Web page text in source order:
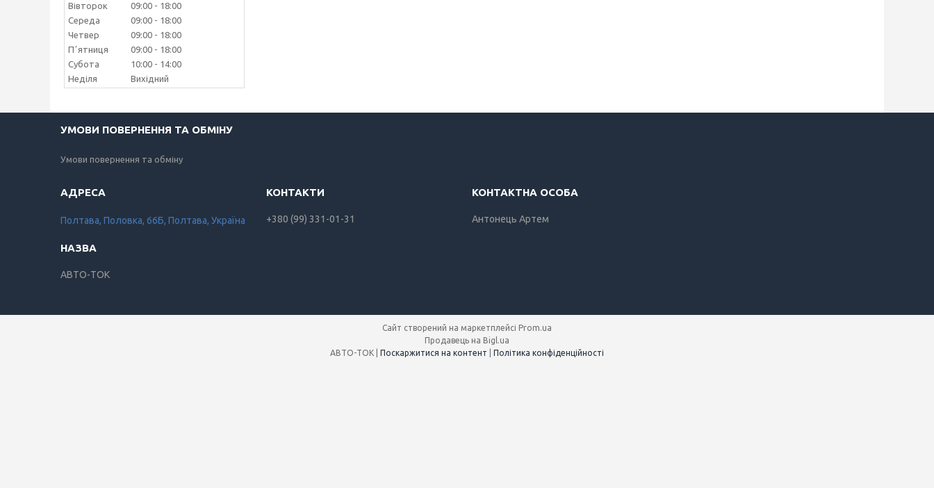
Вівторок
09:00
18:00
Середа
09:00
18:00
Четвер
09:00
18:00
Пʼятниця
09:00
18:00
Субота
10:00
14:00
Неділя
Вихідний
УМОВИ ПОВЕРНЕННЯ ТА ОБМІНУ
Умови повернення та обміну
Полтава, Половка, 66Б, Полтава, Україна
АВТО-ТОК
+380 (99) 331-01-31 Антонець Артем
Сайт створений на маркетплейсі Prom.ua
Продавець на Bigl.ua
Поскаржитися на контент Політика конфіденційності